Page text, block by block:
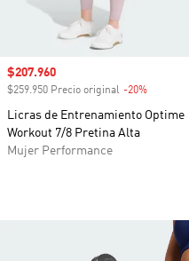
Precio de venta
$207.960
$259.950 Precio original -20%
Licras de Entrenamiento Optime
Workout 7/8 Pretina Alta
Mujer Performance